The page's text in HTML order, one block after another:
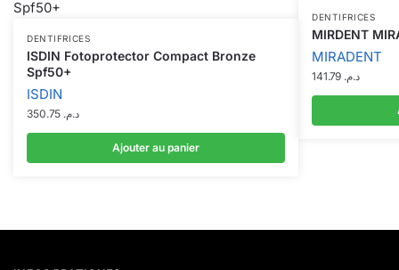
DENTIFRICES
ISDIN Fotoprotector Compact Bronze
Spf50+
ISDIN
د.م.
Ajouter au panier
DENTIFRICES
MIRDENT
MIRADENT
د.م.